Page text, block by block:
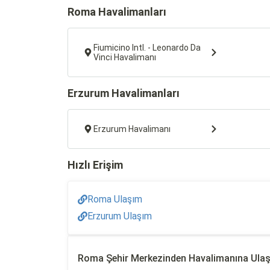
Roma Havalimanları
Fiumicino Intl. - Leonardo Da
Vinci Havalimanı
Erzurum Havalimanları
Erzurum Havalimanı
Hızlı Erişim
Roma Ulaşım
Erzurum Ulaşım
Roma Şehir Merkezinden Havalimanına